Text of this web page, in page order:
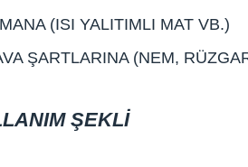
(ISI YALITIMLI MAT VB.)
ŞARTLARINA (NEM,
ŞEKLİ